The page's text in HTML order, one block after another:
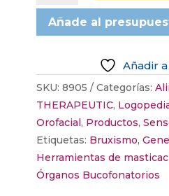
cantidad
Añade al
Añadir
SKU: 8905 Categorías:
THERAPEUTIC,
Orofacial, Productos,
Etiquetas: Bruxismo,
Herramientas de
Órganos Bucofonatorios